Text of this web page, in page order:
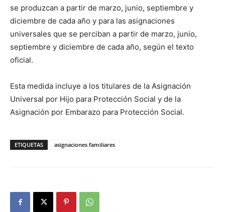
se produzcan a partir de marzo, junio, septiembre y
diciembre de cada año y para las asignaciones
universales que se perciban a partir de marzo, junio,
septiembre y diciembre de cada año, según el texto
oficial.
Esta medida incluye a los titulares de la Asignación
Universal por Hijo para Protección Social y de la
Asignación por Embarazo para Protección Social.
ETIQUETAS asignaciones familiares